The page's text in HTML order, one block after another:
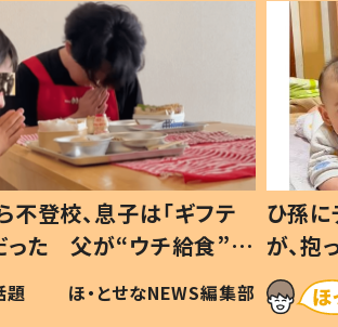
不登校、息子は「ギフテ
った 父が“ウチ給食”を
ける理由とは #令和の親
題 ほ・とせなNEWS編集部
ひ孫
が、
「涙が
い」